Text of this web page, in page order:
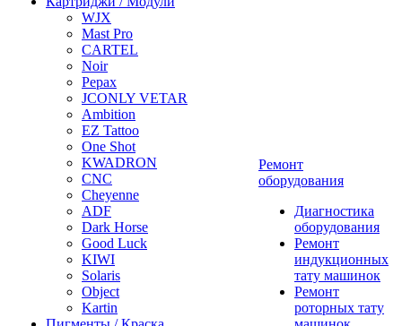
WJX
Mast Pro
CARTEL
Noir
Pepax
JCONLY VETAR
Ambition
EZ Tattoo
One Shot
KWADRON
CNC
Cheyenne
ADF
Dark Horse
Good Luck
KIWI
Solaris
Object
Kartin
Ремонт
оборудования
Диагностика
оборудования
Ремонт
индукционных
тату машинок
Ремонт
роторных тату